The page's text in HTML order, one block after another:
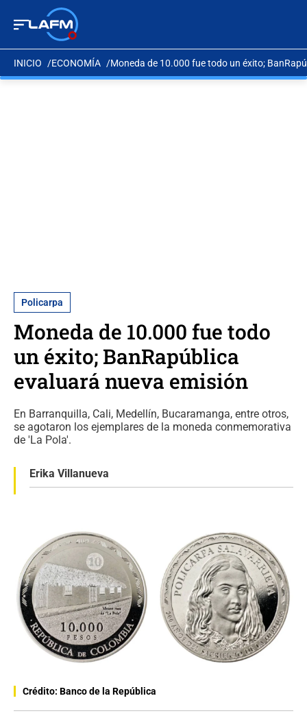
INICIO ECONOMÍA Moneda de 10.000 fue todo un éxito;
Policarpa
Moneda de 10.000 fue todo
un éxito; BanRapública
evaluará nueva emisión
En Barranquilla, Cali, Medellín, Bucaramanga, entre otros,
se agotaron los ejemplares de la moneda conmemorativa
de 'La Pola'.
Erika Villanueva
Crédito: Banco de la República